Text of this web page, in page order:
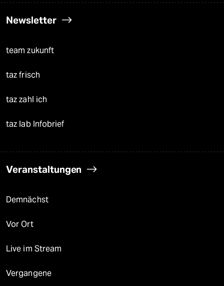
Newsletter
team zukunft
taz frisch
taz zahl ich
taz lab Infobrief
Veranstaltungen
Demnächst
Vor Ort
Live im Stream
Vergangene